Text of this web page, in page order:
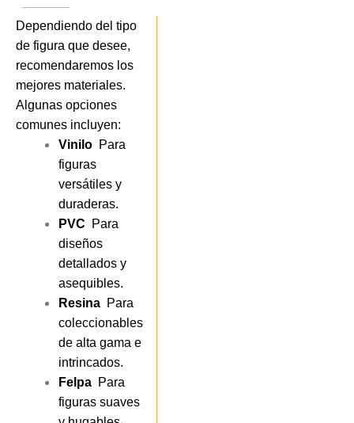
Dependiendo del tipo
de figura que desee,
recomendaremos los
mejores materiales.
Algunas opciones
comunes incluyen:
Vinilo Para
figuras
versátiles y
duraderas.
PVC
Para
diseños
detallados y
asequibles.
Resina Para
coleccionables
de alta gama e
intrincados.
Felpa Para
figuras suaves